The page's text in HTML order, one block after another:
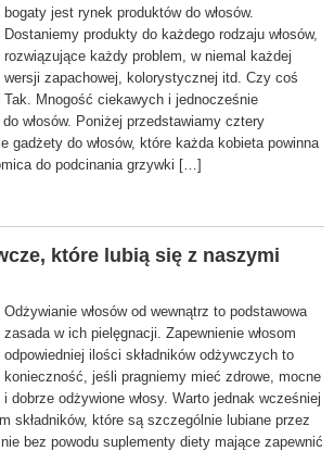
bogaty jest rynek produktów do włosów.
Dostaniemy produkty do każdego rodzaju włosów,
rozwiązujące każdy problem, w niemal każdej
wersji zapachowej, kolorystycznej itd. Czy coś
Mnogość ciekawych i jednocześnie
włosów. Poniżej przedstawiamy cztery
gadżety do włosów, które każda kobieta powinna
do podcinania grzywki […]
które lubią się z naszymi
Odżywianie włosów od wewnątrz to podstawowa
zasada w ich pielęgnacji. Zapewnienie włosom
odpowiedniej ilości składników odżywczych to
konieczność, jeśli pragniemy mieć zdrowe, mocne
i dobrze odżywione włosy. Warto jednak wcześniej
składników, które są szczególnie lubiane przez
bez powodu suplementy diety mające zapewnić